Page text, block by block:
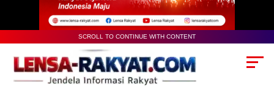
SCROLL TO CONTINUE WITH CONTENT